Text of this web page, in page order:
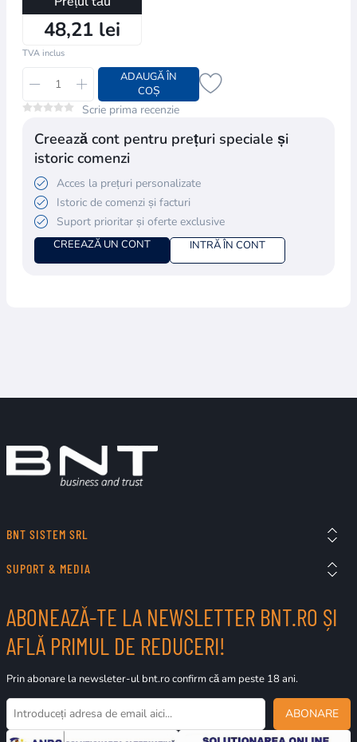
48,21 lei
TVA inclus
ADAUGĂ ÎN
COȘ
Scrie prima recenzie
Creează cont pentru prețuri speciale și
istoric comenzi
Acces la prețuri personalizate
Istoric de comenzi și facturi
Suport prioritar și oferte exclusive
CREEAZĂ UN CONT INTRĂ ÎN CONT
BNT SISTEM SRL
SUPORT & MEDIA
ABONEAZĂ-TE LA NEWSLETTER BNT.RO ȘI
AFLĂ PRIMUL DE REDUCERI!
Prin abonare la newsleter-ul bnt.ro confirm că am peste 18 ani.
ABONARE